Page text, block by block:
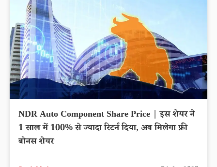
NDR Auto Component Share Price | इस शेयर ने
1 साल में 100% से ज्यादा रिटर्न दिया, अब मिलेगा फ्री
बोनस शेयर